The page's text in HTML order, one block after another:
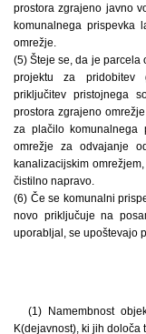
prostora zgrajeno javno
komunalnega prispevka
omrežje.
(5) Šteje se, da je parcela
projektu za pridobitev
priključitev pristojnega
prostora zgrajeno
za plačilo komunalnega
omrežje za odvajanje
kanalizacijskim
čistilno napravo.
(6) Če se komunalni
novo priključuje na
uporabljal, se upoštevajo
(1) Namembnost
K(dejavnost), ki jih določa